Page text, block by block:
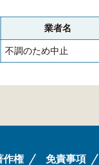
業者名
不調のため中止
作権 免責事項